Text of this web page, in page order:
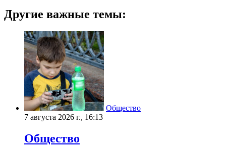
Другие важные темы:
Общество
7 августа 2026 г., 16:13
Общество